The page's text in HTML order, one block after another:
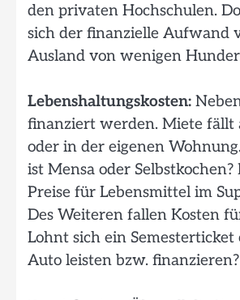
den privaten Hochschulen.
sich der finanzielle Aufwand
Ausland von wenigen
Lebenshaltungskosten:
finanziert werden. Miete fällt
oder in der eigenen
ist Mensa oder
Preise für Lebensmittel im
Des Weiteren fallen Kosten
Lohnt sich ein
Auto leisten bzw. finanzieren?